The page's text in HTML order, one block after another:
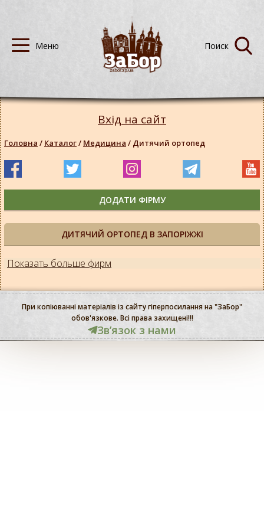
ДИТЯЧИЙ ОРТОПЕД В ЗАПОРІЖЖІ
Показать больше фирм
Вхід на сайт
Головна / Каталог/ Медицина / Дитячий ортопед
ДОДАТИ ФІРМУ
При копіюванні матеріалів із сайту гіперпосилання на "ЗаБор"
обов'язкове. Всі права захищені!!!
Звʼязок з нами